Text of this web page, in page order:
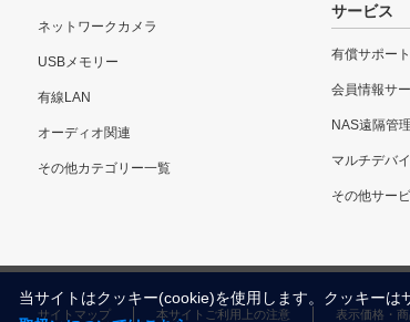
ネットワークカメラ
USBメモリー
有線LAN
オーディオ関連
その他カテゴリー一覧
サービス
有償サポー
会員情報サ
NAS遠隔管
マルチデバ
その他サー
サイトマップ 本サイトご利用上の注意 表示価格・
当サイトはクッキー(cookie)を使用します。クッキーは